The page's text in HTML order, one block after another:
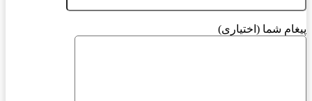
پیغام شما (اختیاری)